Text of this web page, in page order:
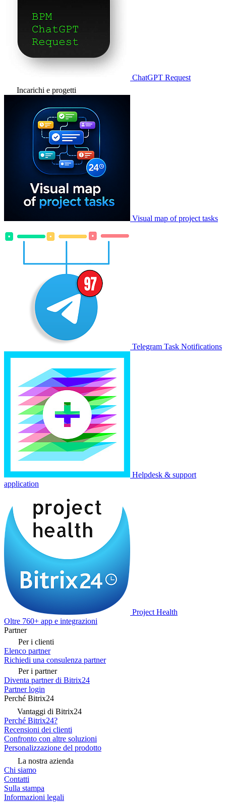
ChatGPT Request
Incarichi e progetti
Visual map of project tasks
Telegram Task Notifications
Helpdesk & support
application
Project Health
Oltre 760+ app e integrazioni
Partner
Per i clienti
Elenco partner
Richiedi una consulenza partner
Per i partner
Diventa partner di Bitrix24
Partner login
Perché Bitrix24
Vantaggi di Bitrix24
Perché Bitrix24?
Recensioni dei clienti
Confronto con altre soluzioni
Personalizzazione del prodotto
La nostra azienda
Chi siamo
Contatti
Sulla stampa
Informazioni legali